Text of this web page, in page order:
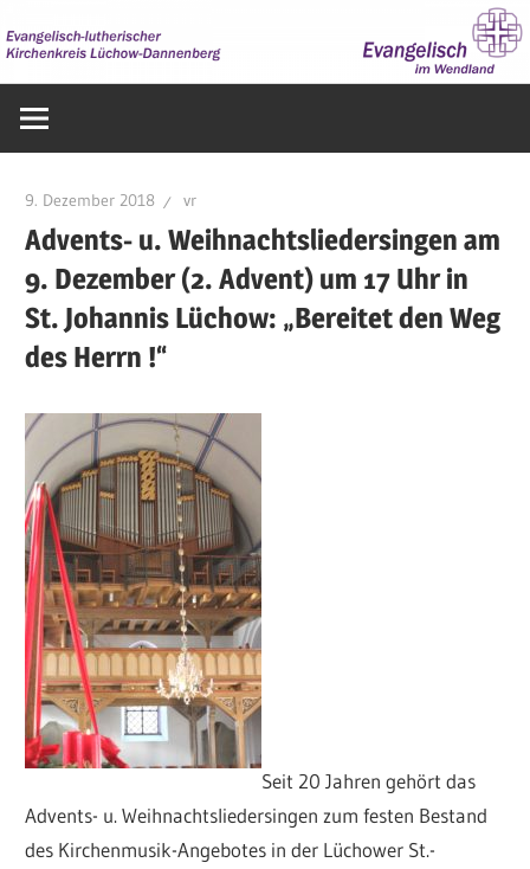
Inhalt
springen
im
9. Dezember 2018 vr
Advents- u. Weihnachtsliedersingen am
9. Dezember (2. Advent) um 17 Uhr in
St. Johannis Lüchow: „Bereitet den Weg
des Herrn !“
Seit 20 Jahren gehört das
Advents- u. Weihnachtsliedersingen zum festen Bestand
des Kirchenmusik-Angebotes in der Lüchower St.-